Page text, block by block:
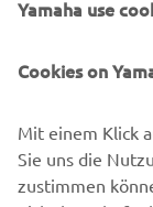
Yamaha use
Cookies on
Mit einem Klick
Sie uns die
zustimmen